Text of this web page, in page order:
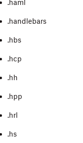
.haml
.handlebars
.hbs
.hcp
.hh
.hpp
.hrl
.hs